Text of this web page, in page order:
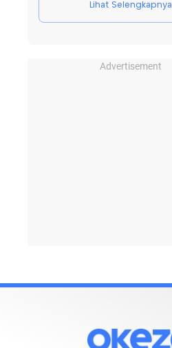
Lihat Selengkapnya
Advertisement